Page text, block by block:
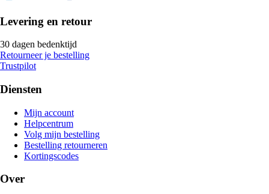
Levering en retour
30 dagen bedenktijd
Retourneer je bestelling
Trustpilot
Diensten
Mijn account
Helpcentrum
Volg mijn bestelling
Bestelling retourneren
Kortingscodes
Over